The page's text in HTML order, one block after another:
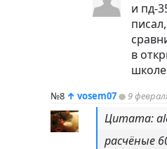
и пд-
в
№8 ↑ vosem07 9
Цитата:
расчёные